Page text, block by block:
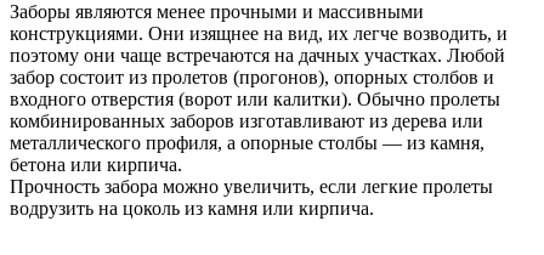
Заборы являются менее прочными и массивными
конструкциями. Они изящнее на вид, их легче возводить, и
поэтому они чаще встречаются на дачных участках. Любой
забор состоит из пролетов (прогонов), опорных столбов и
входного отверстия (ворот или калитки). Обычно пролеты
комбинированных заборов изготавливают из дерева или
металлического профиля, а опорные столбы — из камня,
бетона или кирпича.
Прочность забора можно увеличить, если легкие пролеты
водрузить на цоколь из камня или кирпича.